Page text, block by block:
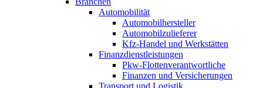
Automobilität
Automobilhersteller
Automobilzulieferer
Kfz-Handel und Werkstätten
Finanzdienstleistungen
Pkw‑Flottenverantwortliche
Finanzen und Versicherungen
Transport und Logistik